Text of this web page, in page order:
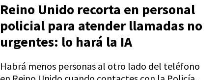
Reino Unido recorta en personal
policial para atender llamadas no
urgentes: lo hará la IA
Habrá menos personas al otro lado del teléfono